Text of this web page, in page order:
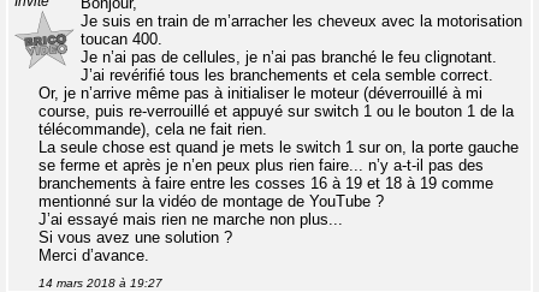
Je suis en train de m’arracher les cheveux avec la motorisation
toucan 400.
Je n’ai pas de cellules, je n’ai pas branché le feu clignotant.
J’ai revérifié tous les branchements et cela semble correct.
Or, je n’arrive même pas à initialiser le moteur (déverrouillé à mi
course, puis re-verrouillé et appuyé sur switch 1 ou le bouton 1 de la
télécommande), cela ne fait rien.
La seule chose est quand je mets le switch 1 sur on, la porte gauche
se ferme et après je n’en peux plus rien faire... n’y a-t-il pas des
branchements à faire entre les cosses 16 à 19 et 18 à 19 comme
mentionné sur la vidéo de montage de YouTube ?
J’ai essayé mais rien ne marche non plus...
Si vous avez une solution ?
Merci d’avance.
14 mars 2018 à 19:27